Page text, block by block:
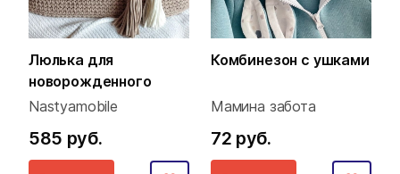
Люлька для
новорожденного
Nastyamobile
585 руб.
Комбинезон с ушками
Мамина забота
72 руб.